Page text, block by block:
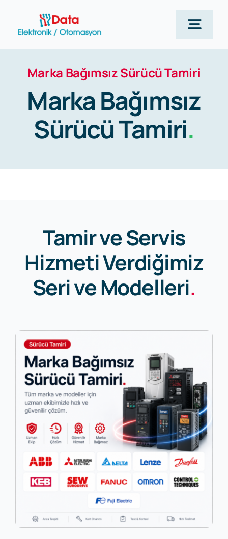
Anasayfa
Siemens
İletişim
Marka Bağımsız Sürücü Tamiri
Marka Bağımsız
Sürücü Tamiri.
Tamir ve Servis
Hizmeti Verdiğimiz
Seri ve Modelleri.